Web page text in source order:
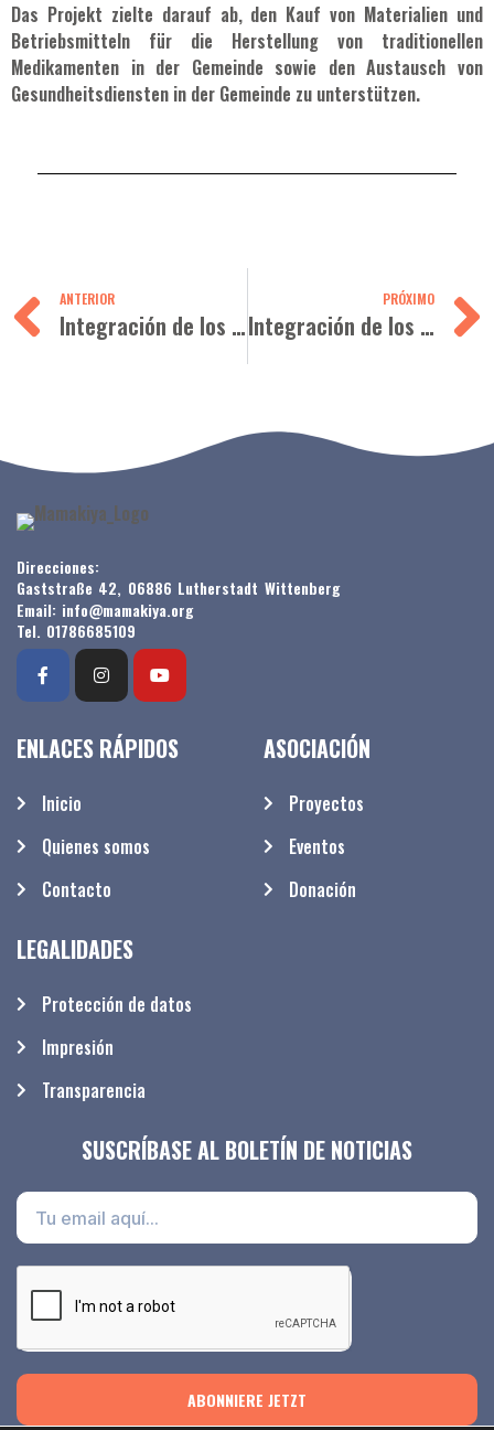
Das Projekt zielte darauf ab, den Kauf von Materialien und
Betriebsmitteln für die Herstellung von traditionellen
Medikamenten in der Gemeinde sowie den Austausch von
Gesundheitsdiensten in der Gemeinde zu unterstützen.
ANTERIOR
Integración de los nuevos inmigrantes en NRW - 2020
PRÓXIMO
Integración de los nuevos inmigrantes en NRW - 2021
Direcciones:
Gaststraße 42, 06886 Lutherstadt Wittenberg
Email: info@mamakiya.org
Tel. 01786685109
ENLACES RÁPIDOS
Inicio
Quienes somos
Contacto
ASOCIACIÓN
Proyectos
Eventos
Donación
LEGALIDADES
Protección de datos
Impresión
Transparencia
SUSCRÍBASE AL BOLETÍN DE NOTICIAS
ABONNIERE JETZT